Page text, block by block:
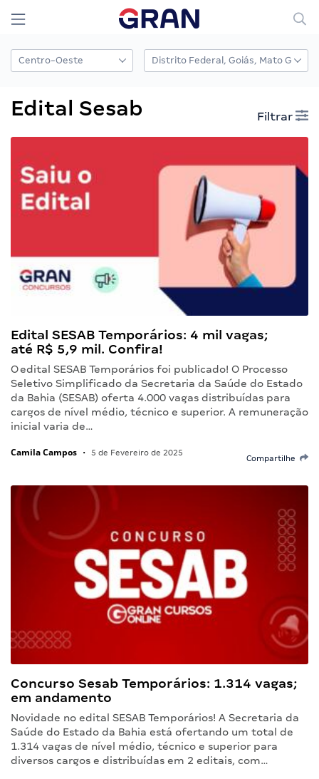
Edital Sesab Filtrar
Edital SESAB Temporários: 4 mil vagas;
até R$ 5,9 mil. Confira!
O edital SESAB Temporários foi publicado! O Processo
Seletivo Simplificado da Secretaria da Saúde do Estado
da Bahia (SESAB) oferta 4.000 vagas distribuídas para
cargos de nível médio, técnico e superior. A remuneração
inicial varia de…
Camila Campos • 5 de Fevereiro de 2025
Compartilhe
Concurso Sesab Temporários: 1.314 vagas;
em andamento
Novidade no edital SESAB Temporários! A Secretaria da
Saúde do Estado da Bahia está ofertando um total de
1.314 vagas de nível médio, técnico e superior para
diversos cargos e distribuídas em 2 editais, com…